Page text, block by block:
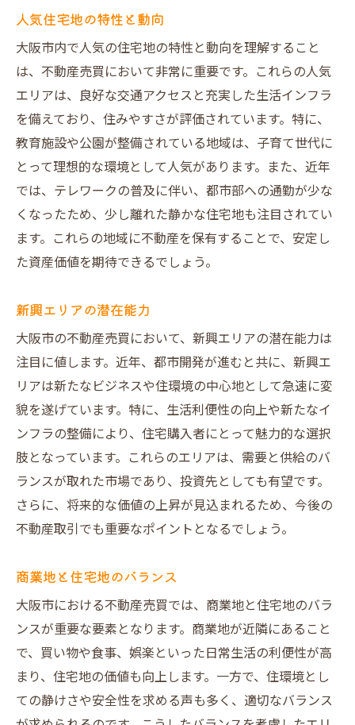
人気住宅地の特性と動向
大阪市内で人気の住宅地の特性と動向を理解すること
は、不動産売買において非常に重要です。これらの人気
エリアは、良好な交通アクセスと充実した生活インフラ
を備えており、住みやすさが評価されています。特に、
教育施設や公園が整備されている地域は、子育て世代に
とって理想的な環境として人気があります。また、近年
では、テレワークの普及に伴い、都市部への通勤が少な
くなったため、少し離れた静かな住宅地も注目されてい
ます。これらの地域に不動産を保有することで、安定し
た資産価値を期待できるでしょう。
新興エリアの潜在能力
大阪市の不動産売買において、新興エリアの潜在能力は
注目に値します。近年、都市開発が進むと共に、新興エ
リアは新たなビジネスや住環境の中心地として急速に変
貌を遂げています。特に、生活利便性の向上や新たなイ
ンフラの整備により、住宅購入者にとって魅力的な選択
肢となっています。これらのエリアは、需要と供給のバ
ランスが取れた市場であり、投資先としても有望です。
さらに、将来的な価値の上昇が見込まれるため、今後の
不動産取引でも重要なポイントとなるでしょう。
商業地と住宅地のバランス
大阪市における不動産売買では、商業地と住宅地のバラ
ンスが重要な要素となります。商業地が近隣にあること
で、買い物や食事、娯楽といった日常生活の利便性が高
まり、住宅地の価値も向上します。一方で、住環境とし
ての静けさや安全性を求める声も多く、適切なバランス